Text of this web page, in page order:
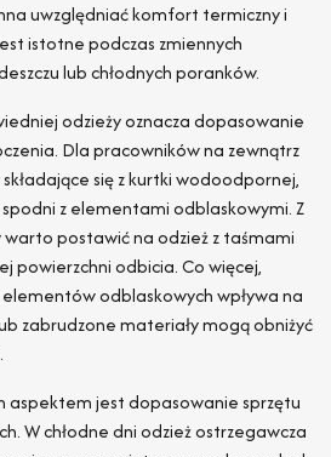
uwzględniać komfort termiczny i
istotne podczas zmiennych
lub chłodnych poranków.
odzieży oznacza dopasowanie
Dla pracowników na zewnątrz
się z kurtki wodoodpornej,
z elementami odblaskowymi. Z
postawić na odzież z taśmami
powierzchni odbicia. Co więcej,
odblaskowych wpływa na
zabrudzone materiały mogą obniżyć
aspektem jest dopasowanie sprzętu
W chłodne dni odzież ostrzegawcza